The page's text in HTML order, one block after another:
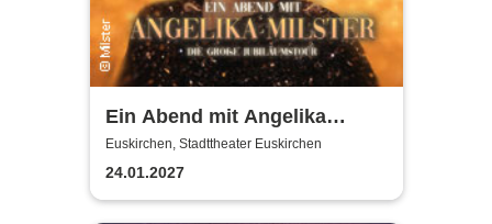
Ein Abend mit Angelika
Milster - Jubiläumstournee
2027
Euskirchen, Stadttheater Euskirchen
24.01.2027